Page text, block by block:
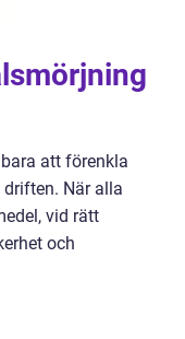
att förenkla
När alla
vid rätt
och